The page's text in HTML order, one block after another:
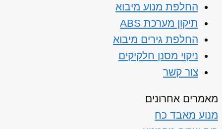
החלפת מנוע מיבוא
תיקון מערכת ABS
החלפת גירים מיבוא
ניקוי מסנן חלקיקים
צור קשר
מאמרים אחרונים
מנוע מאבד כח